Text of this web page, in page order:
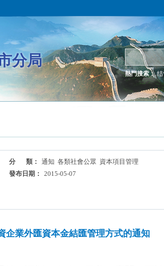
分局
熱門搜索：
分 類：
通知 各類社會公眾 資本項目管理
發布日期：
2015-05-07
企業外匯資本金結匯管理方式的通知